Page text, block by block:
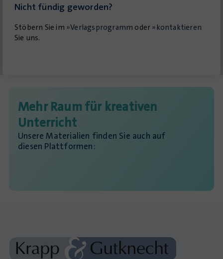
Nicht fündig geworden?
Stöbern Sie im »Verlagsprogramm oder »kontaktieren
Sie uns.
Mehr Raum für kreativen
Unterricht
Unsere Materialien finden Sie auch auf
diesen Plattformen: